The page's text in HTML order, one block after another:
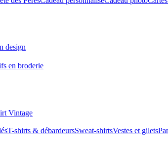
design
en broderie
Vintage
T-shirts & débardeursSweat-shirtsVestes et gilets